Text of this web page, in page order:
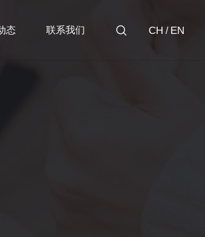
CH / EN
态 联系我们